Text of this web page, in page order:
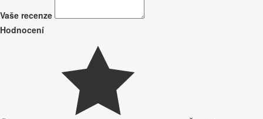
Vaše recenze
Hodnocení